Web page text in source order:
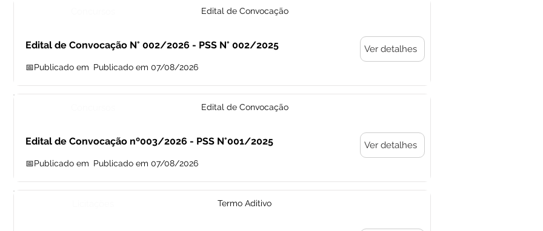
Edital de Convocação
Edital de Convocação N° 002/2026 - PSS N° 002/2025
📅Publicado em Publicado em 07/08/2026
Ver detalhes
Edital de Convocação
Edital de Convocação nº003/2026 - PSS N°001/2025
📅Publicado em Publicado em 07/08/2026
Ver detalhes
Termo Aditivo